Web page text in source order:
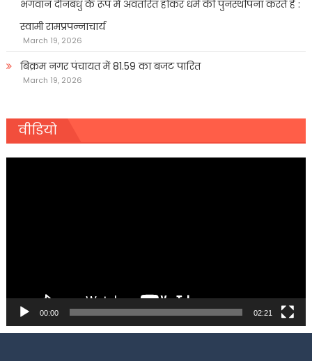
भगवान दीनबंधु के रूप में अवतरित होकर धर्म की पुनर्स्थापना करते हैं :
स्वामी रामप्रपन्नाचार्य
March 19, 2026
बिक्रम नगर पंचायत में 81.59 का बजट पारित
March 19, 2026
वीडियो
00:00 02:21